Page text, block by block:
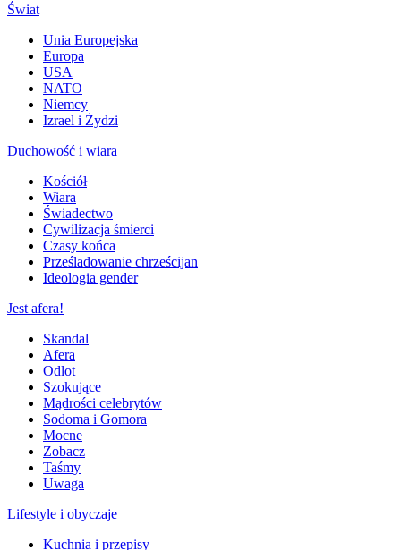
Świat
Unia Europejska
Europa
USA
NATO
Niemcy
Izrael i Żydzi
Duchowość i wiara
Kościół
Wiara
Świadectwo
Cywilizacja śmierci
Czasy końca
Prześladowanie chrześcijan
Ideologia gender
Jest afera!
Skandal
Afera
Odlot
Szokujące
Mądrości celebrytów
Sodoma i Gomora
Mocne
Zobacz
Taśmy
Uwaga
Lifestyle i obyczaje
Kuchnia i przepisy